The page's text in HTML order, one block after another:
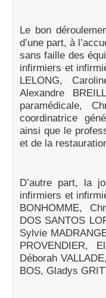
Le bon
d’une part, à
sans faille des
infirmiers et
LELONG,
Alexandre
paramédicale,
coordinatrice
ainsi que le
et de la
D’autre part, la
infirmiers et
BONHOMME,
DOS SANTOS
Sylvie
PROVENDIER,
Déborah
BOS, Gladys